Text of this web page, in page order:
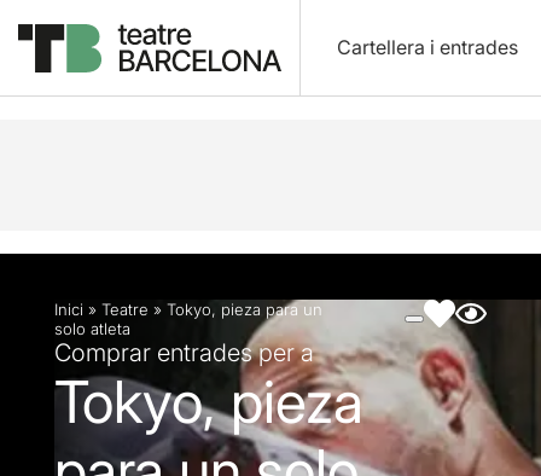
Cartellera i entrades
Descripció Fitxa artística Fotos i vídeos
Inici » Teatre » Tokyo, pieza para un
solo atleta
Comprar entrades per a
Tokyo, pieza